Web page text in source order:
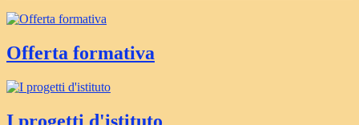
Offerta formativa